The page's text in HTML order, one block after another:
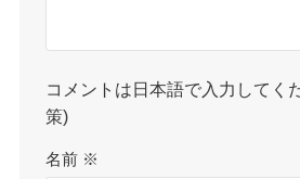
コメントは日本語で入力してく
策)
名前 ※